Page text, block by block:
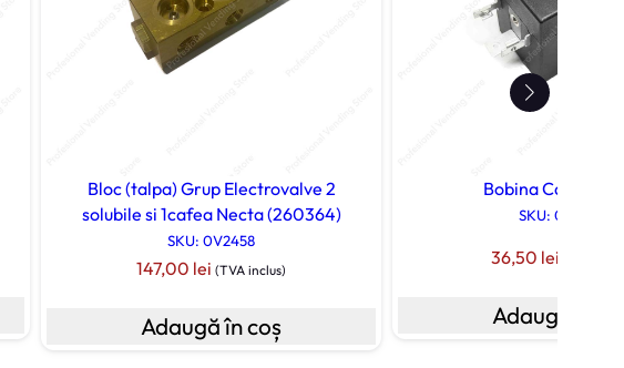
Bloc (talpa) Grup Electrovalve 2
solubile si 1cafea Necta (260364)
SKU: 0V2458
147,00 lei (TVA inclus)
Adaugă în coș
Bobina Cafea
SKU: 099057
36,50 lei
Adaugă în